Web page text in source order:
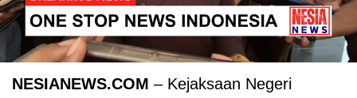
NESIANEWS.COM – Kejaksaan Negeri